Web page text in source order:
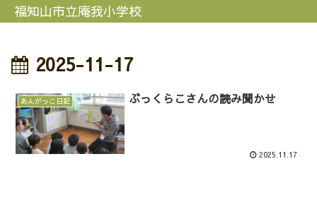
福知山市立庵我小学校
2025-11-17
あんがっこ日記 ぶっくらこさんの読み聞かせ
2025.11.17